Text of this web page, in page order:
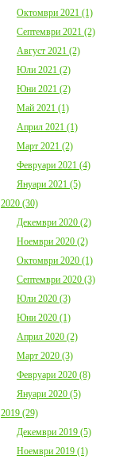
Октомври 2021 (1)
Септември 2021 (2)
Август 2021 (2)
Юли 2021 (2)
Юни 2021 (2)
Май 2021 (1)
Април 2021 (1)
Март 2021 (2)
Февруари 2021 (4)
Януари 2021 (5)
2020 (30)
Декември 2020 (2)
Ноември 2020 (2)
Октомври 2020 (1)
Септември 2020 (3)
Юли 2020 (3)
Юни 2020 (1)
Април 2020 (2)
Март 2020 (3)
Февруари 2020 (8)
Януари 2020 (5)
2019 (29)
Декември 2019 (5)
Ноември 2019 (1)